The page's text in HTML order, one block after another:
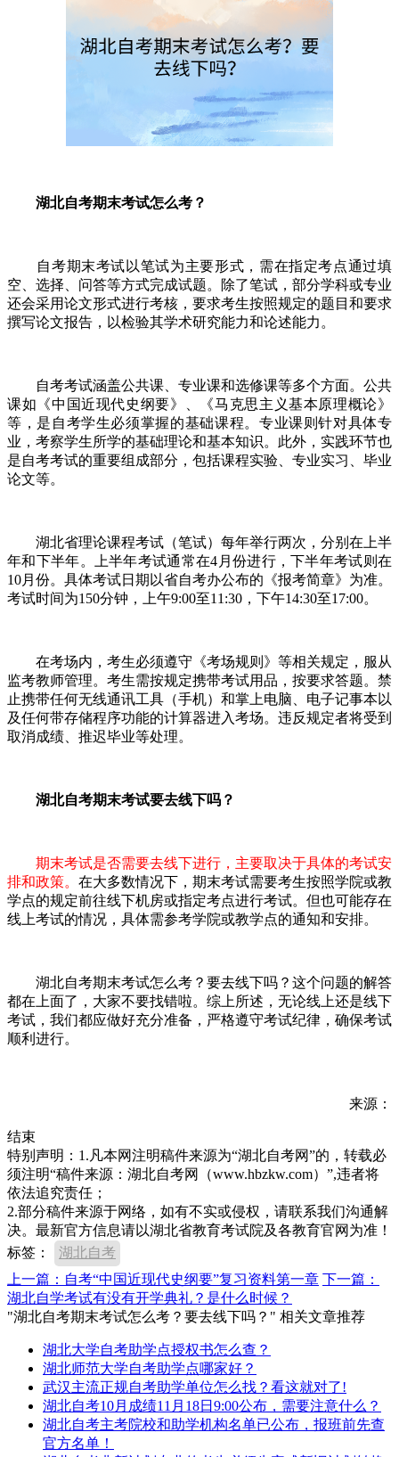
湖北自考期末考试怎么考？
自考期末考试以笔试为主要形式，需在指定考点通过填
空、选择、问答等方式完成试题。除了笔试，部分学科或专业
还会采用论文形式进行考核，要求考生按照规定的题目和要求
撰写论文报告，以检验其学术研究能力和论述能力。
自考考试涵盖公共课、专业课和选修课等多个方面。公共
课如《中国近现代史纲要》、《马克思主义基本原理概论》
等，是自考学生必须掌握的基础课程。专业课则针对具体专
业，考察学生所学的基础理论和基本知识。此外，实践环节也
是自考考试的重要组成部分，包括课程实验、专业实习、毕业
论文等。
湖北省理论课程考试（笔试）每年举行两次，分别在上半
年和下半年。上半年考试通常在4月份进行，下半年考试则在
10月份。具体考试日期以省自考办公布的《报考简章》为准。
考试时间为150分钟，上午9:00至11:30，下午14:30至17:00。
在考场内，考生必须遵守《考场规则》等相关规定，服从
监考教师管理。考生需按规定携带考试用品，按要求答题。禁
止携带任何无线通讯工具（手机）和掌上电脑、电子记事本以
及任何带存储程序功能的计算器进入考场。违反规定者将受到
取消成绩、推迟毕业等处理。
湖北自考期末考试要去线下吗？
期末考试是否需要去线下进行，主要取决于具体的考试安
排和政策。 在大多数情况下，期末考试需要考生按照学院或教
学点的规定前往线下机房或指定考点进行考试。但也可能存在
线上考试的情况，具体需参考学院或教学点的通知和安排。
湖北自考期末考试怎么考？要去线下吗？这个问题的解答
都在上面了，大家不要找错啦。综上所述，无论线上还是线下
考试，我们都应做好充分准备，严格遵守考试纪律，确保考试
顺利进行。
来源：
结束
特别声明：1.凡本网注明稿件来源为“湖北自考网”的，转载必
须注明“稿件来源：湖北自考网（www.hbzkw.com）”,违者将
依法追究责任；
2.部分稿件来源于网络，如有不实或侵权，请联系我们沟通解
决。最新官方信息请以湖北省教育考试院及各教育官网为准！
标签：
湖北自考
上一篇：自考“中国近现代史纲要”复习资料第一章 下一篇：
湖北自学考试有没有开学典礼？是什么时候？
"湖北自考期末考试怎么考？要去线下吗？" 相关文章推荐
湖北大学自考助学点授权书怎么查？
湖北师范大学自考助学点哪家好？
武汉主流正规自考助学单位怎么找？看这就对了!
湖北自考10月成绩11月18日9:00公布，需要注意什么？
湖北自考主考院校和助学机构名单已公布，报班前先查
官方名单！